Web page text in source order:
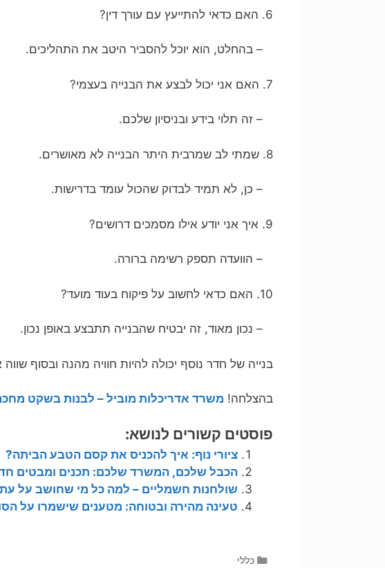
6. האם כדאי להתייעץ עם עורך דין?
– בהחלט, הוא יוכל להסביר היטב את התהליכים.
7. האם אני יכול לבצע את הבנייה בעצמי?
– זה תלוי בידע ובניסיון שלכם.
8. שמתי לב שמרבית היתר הבנייה לא מאושרים.
– כן, לא תמיד לבדוק שהכול עומד בדרישות.
9. איך אני יודע אילו מסמכים דרושים?
– הוועדה תספק רשימה ברורה.
10. האם כדאי לחשוב על פיקוח בעוד מועד?
– נכון מאוד, זה יבטיח שהבנייה תתבצע באופן נכון.
בנייה של חדר נוסף יכולה להיות חוויה מהנה ובסוף
בהצלחה! משרד אדריכלות מוביל – לבנות בשקט
פוסטים קשורים לנושא:
ציורי נוף: איך להכניס את קסם הטבע הביתה?
הכבל שלכם, המשרד שלכם: תכנים ומבטים
שולחנות חשמליים – למה כל מי שחושב על
טעינה מהירה ובטוחה: מטענים שישמרו על
קטגוריות
כללי